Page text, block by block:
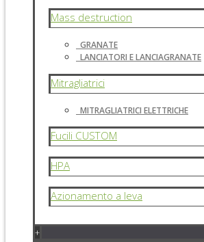
Mass destruction
GRANATE
LANCIATORI E LANCIAGRANATE
Mitragliatrici
MITRAGLIATRICI ELETTRICHE
Fucili CUSTOM
HPA
Azionamento a leva
+